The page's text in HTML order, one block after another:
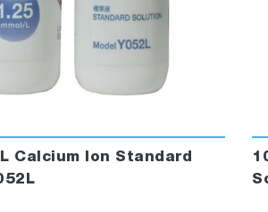
Calcium Ion Standard